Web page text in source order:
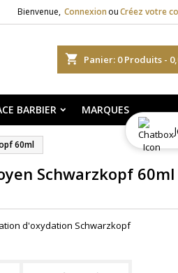
Bienvenue, Connexion ouCréez votre
shopping_cart Panier: 0Produits -
BARBIER MARQUES
60ml
Schwarzkopf 60ml
d'oxydation Schwarzkopf